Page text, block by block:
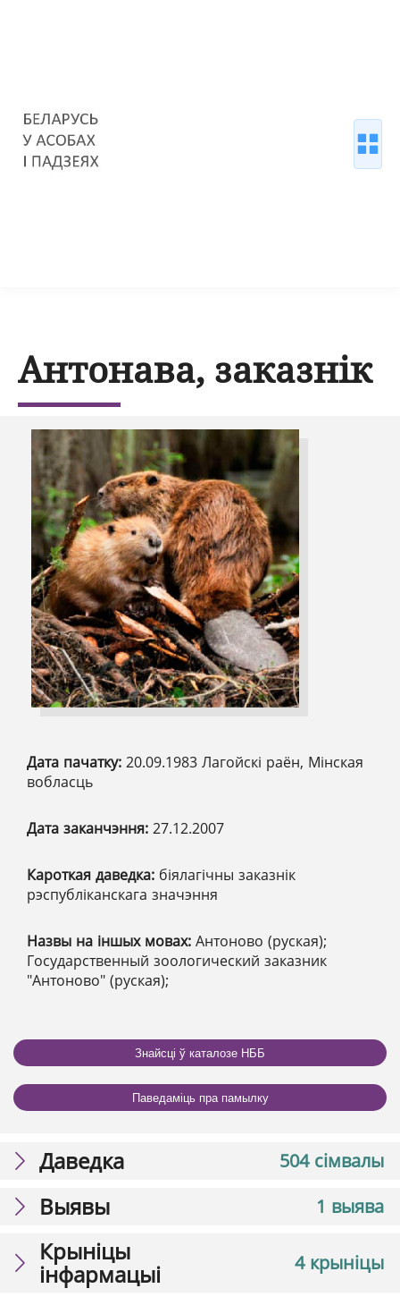
Антонава, заказнік
Дата пачатку: 20.09.1983 Лагойскі раён, Мінская
вобласць
Дата заканчэння: 27.12.2007
Кароткая даведка: біялагічны заказнік
рэспубліканскага значэння
Назвы на іншых мовах: Антоново (руская);
Государственный зоологический заказник
"Антоново" (руская);
Знайсці ў каталозе НББ
Паведаміць пра памылку
504 сімвалы
Даведка
1 выява
Выявы
4 крыніцы
Крыніцы
інфармацыі